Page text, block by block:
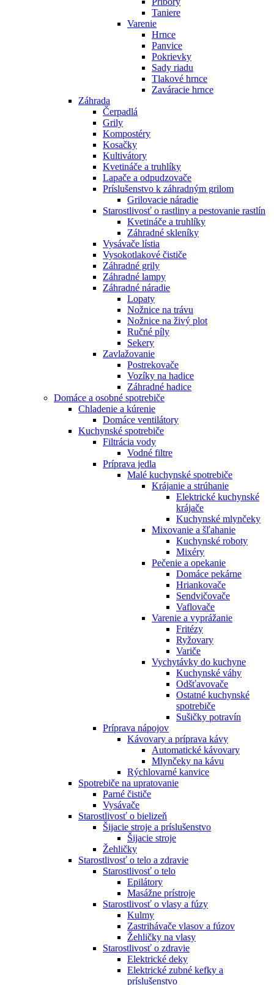
Taniere
Varenie
Hrnce
Panvice
Pokrievky
Sady riadu
Tlakové hrnce
Zaváracie hrnce
Záhrada
Čerpadlá
Grily
Kompostéry
Kosačky
Kultivátory
Kvetináče a truhlíky
Lapače a odpudzovače
Príslušenstvo k záhradným grilom
Grilovacie náradie
Starostlivosť o rastliny a pestovanie rastlín
Kvetináče a truhlíky
Záhradné skleníky
Vysávače lístia
Vysokotlakové čističe
Záhradné grily
Záhradné lampy
Záhradné náradie
Lopaty
Nožnice na trávu
Nožnice na živý plot
Ručné píly
Sekery
Zavlažovanie
Postrekovače
Vozíky na hadice
Záhradné hadice
Domáce a osobné spotrebiče
Chladenie a kúrenie
Domáce ventilátory
Kuchynské spotrebiče
Filtrácia vody
Vodné filtre
Príprava jedla
Malé kuchynské spotrebiče
Krájanie a strúhanie
Elektrické kuchynské
krájače
Kuchynské mlynčeky
Mixovanie a šľahanie
Kuchynské roboty
Mixéry
Pečenie a opekanie
Domáce pekárne
Hriankovače
Sendvičovače
Vaflovače
Varenie a vyprážanie
Fritézy
Ryžovary
Variče
Vychytávky do kuchyne
Kuchynské váhy
Odšťavovače
Ostatné kuchynské
spotrebiče
Sušičky potravín
Príprava nápojov
Kávovary a príprava kávy
Automatické kávovary
Mlynčeky na kávu
Rýchlovarné kanvice
Spotrebiče na upratovanie
Parné čističe
Vysávače
Starostlivosť o bielizeň
Šijacie stroje a príslušenstvo
Šijacie stroje
Žehličky
Starostlivosť o telo a zdravie
Starostlivosť o telo
Epilátory
Masážne prístroje
Starostlivosť o vlasy a fúzy
Kulmy
Zastrihávače vlasov a fúzov
Žehličky na vlasy
Starostlivosť o zdravie
Elektrické deky
Elektrické zubné kefky a
príslušenstvo